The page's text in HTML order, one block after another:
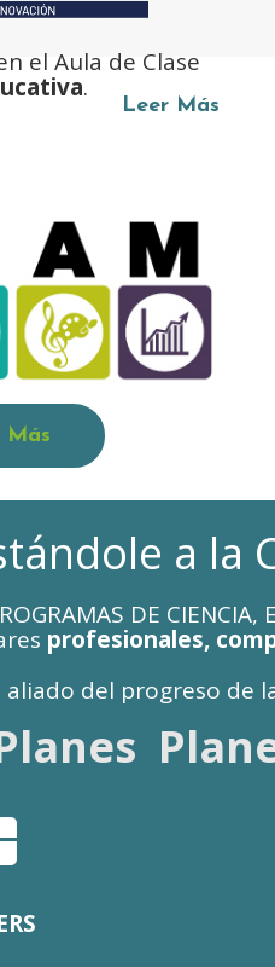
Más
a la
DE CIENCIA,
profesionales,
de la
el Aula de Clase
.
Leer Más